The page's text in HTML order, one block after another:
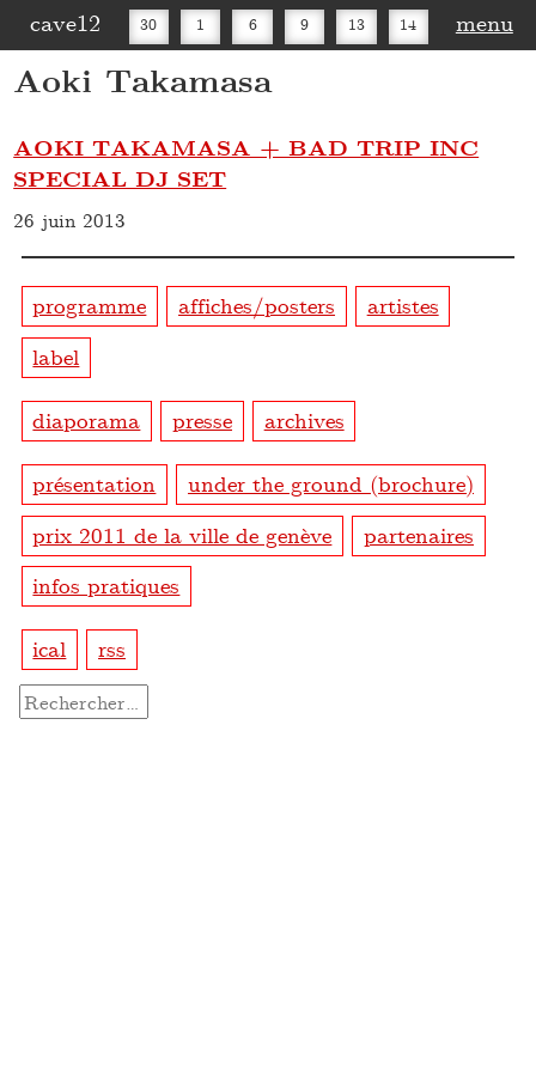
cave12 30 1 6 9 13 14
16
menu
Aoki Takamasa
AOKI TAKAMASA + BAD TRIP INC
SPECIAL DJ SET
26 juin 2013
programme affiches/posters
artistes
label
diaporama presse archives
présentation
under the ground (brochure)
prix 2011 de la ville de genève
partenaires
infos pratiques
ical rss
Rechercher :